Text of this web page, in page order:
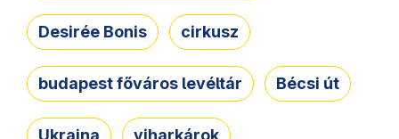
Desirée Bonis cirkusz
budapest főváros levéltár Bécsi út
Ukrajna viharkárok